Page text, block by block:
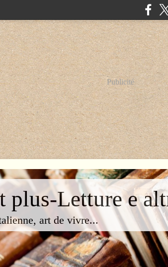
Publicité
plus-Letture e
art de vivre...